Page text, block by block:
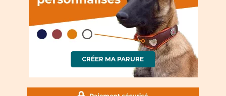
CRÉER MA PARURE